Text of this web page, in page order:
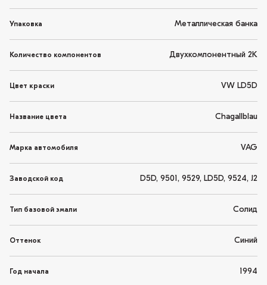
Упаковка Металлическая банка
Количество компонентов Двухкомпонентный 2K
Цвет краски VW LD5D
Название цвета Chagallblau
Марка автомобиля VAG
Заводской код D5D, 9501, 9529, LD5D, 9524, J2
Тип базовой эмали Солид
Оттенок Синий
Год начала 1994